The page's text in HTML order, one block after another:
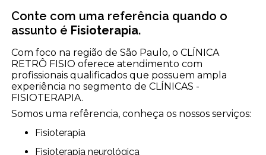
Conte com uma referência quando o
assunto é Fisioterapia.
Com foco na região de São Paulo, o CLÍNICA
RETRÔ FISIO oferece atendimento com
profissionais qualificados que possuem ampla
experiência no segmento de CLÍNICAS -
FISIOTERAPIA.
Somos uma refêrencia, conheça os nossos serviços:
Fisioterapia
Fisioterapia neurológica